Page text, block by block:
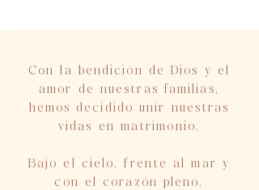
Con la bendición de Dios y el
amor de nuestras familias,
hemos decidido unir nuestras
vidas en matrimonio.
Bajo el cielo, frente al mar y
con el corazón pleno,